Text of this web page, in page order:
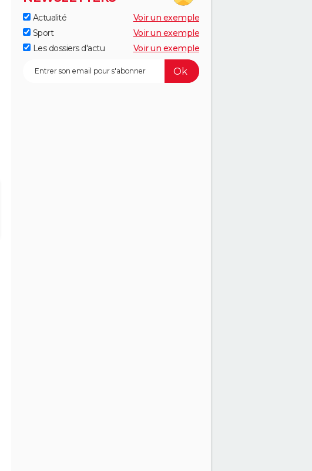
Actualité
Voir un exemple
Sport
Voir un exemple
Les dossiers d'actu
Voir un exemple